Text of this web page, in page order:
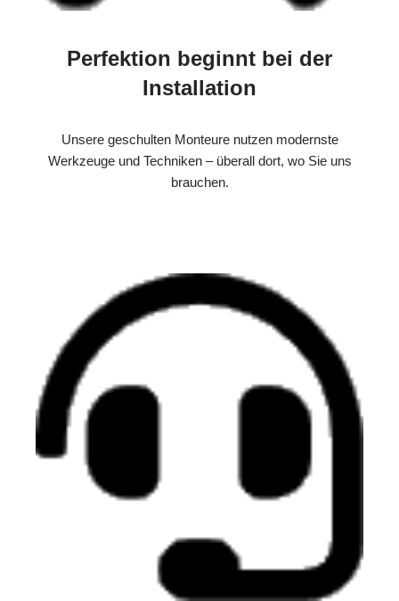
Perfektion beginnt bei der
Installation
Unsere geschulten Monteure nutzen modernste
Werkzeuge und Techniken – überall dort, wo Sie uns
brauchen.